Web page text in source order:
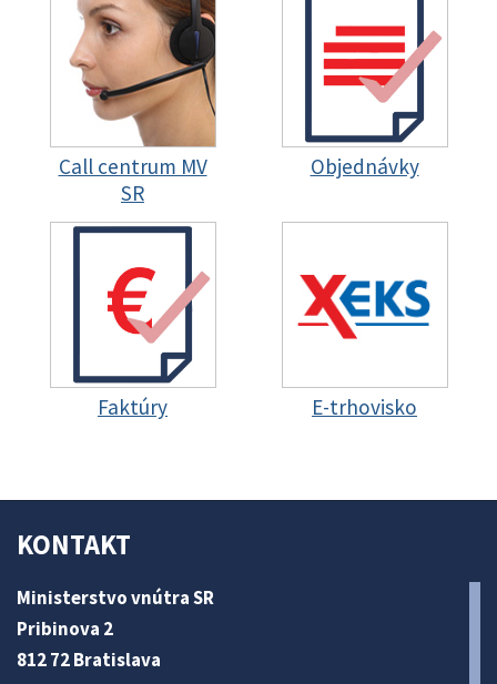
Call centrum MV
SR
Objednávky
Faktúry E-trhovisko
KONTAKT
Ministerstvo vnútra SR
Pribinova 2
812 72 Bratislava